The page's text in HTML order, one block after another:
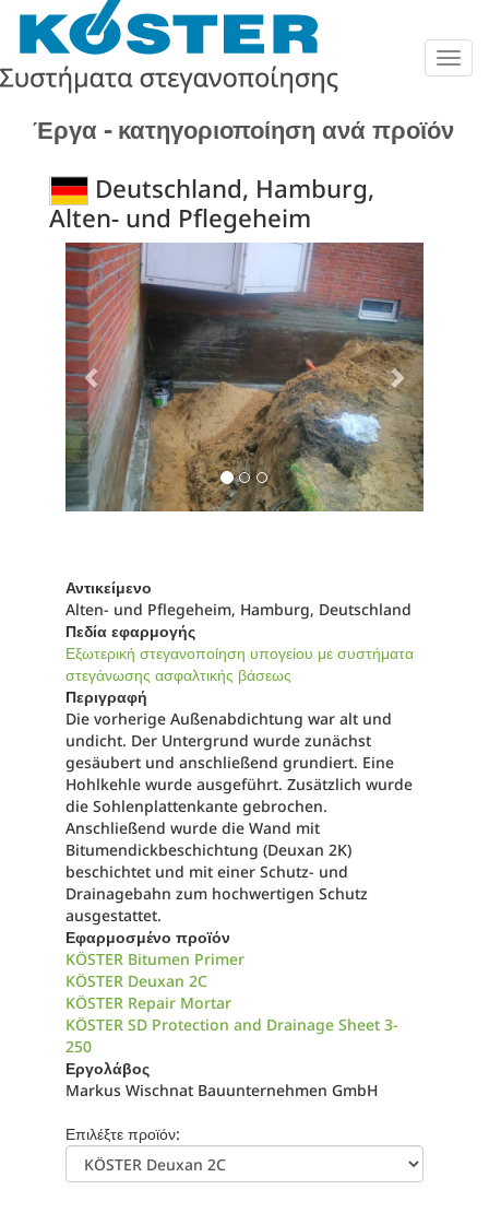
Έργα - κατηγοριοποίηση ανά προϊόν
Deutschland, Hamburg,
Alten- und Pflegeheim
Previous Next
Αντικείμενο
Alten- und Pflegeheim, Hamburg, Deutschland
Πεδία εφαρμογής
Εξωτερική στεγανοποίηση υπογείου με συστήματα
στεγάνωσης ασφαλτικής βάσεως
Περιγραφή
Die vorherige Außenabdichtung war alt und
undicht. Der Untergrund wurde zunächst
gesäubert und anschließend grundiert. Eine
Hohlkehle wurde ausgeführt. Zusätzlich wurde
die Sohlenplattenkante gebrochen.
Anschließend wurde die Wand mit
Bitumendickbeschichtung (Deuxan 2K)
beschichtet und mit einer Schutz- und
Drainagebahn zum hochwertigen Schutz
ausgestattet.
Εφαρμοσμένο προϊόν
KÖSTER Bitumen Primer
KÖSTER Deuxan 2C
KÖSTER Repair Mortar
KÖSTER SD Protection and Drainage Sheet 3-
250
Εργολάβος
Markus Wischnat Bauunternehmen GmbH
Επιλέξτε προϊόν: